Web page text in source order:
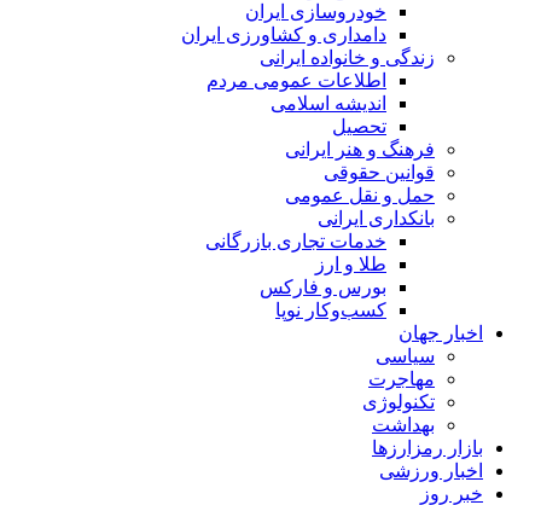
خودروسازی ایران
دامداری و کشاورزی ایران
زندگی و خانواده ایرانی
اطلاعات عمومی مردم
اندیشه اسلامی
تحصیل
فرهنگ و هنر ایرانی
قوانین حقوقی
حمل و نقل عمومی
بانکداری ایرانی
خدمات تجاری بازرگانی
طلا و ارز
بورس و فارکس
کسب‌وکار نوپا
اخبار جهان
سیاسی
مهاجرت
تکنولوژی
بهداشت
بازار رمزارزها
اخبار ورزشی
خبر روز